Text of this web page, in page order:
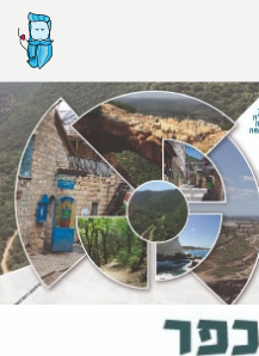
הפרופיל שלי
התנתק